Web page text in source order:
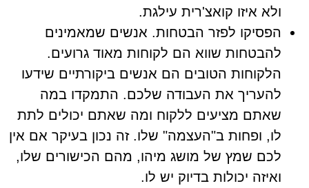
ולא איזו קואצ'רית עילגת.
הפסיקו לפזר הבטחות. אנשים שמאמינים
להבטחות שווא הם לקוחות מאוד גרועים.
הלקוחות הטובים הם אנשים ביקורתיים שידעו
להעריך את העבודה שלכם. התמקדו במה
שאתם מציעים ללקוח ומה שאתם יכולים לתת
לו, ופחות ב"העצמה" שלו. זה נכון בעיקר אם אין
לכם שמץ של מושג מיהו, מהם הכישורים שלו,
ואיזה יכולות בדיוק יש לו.